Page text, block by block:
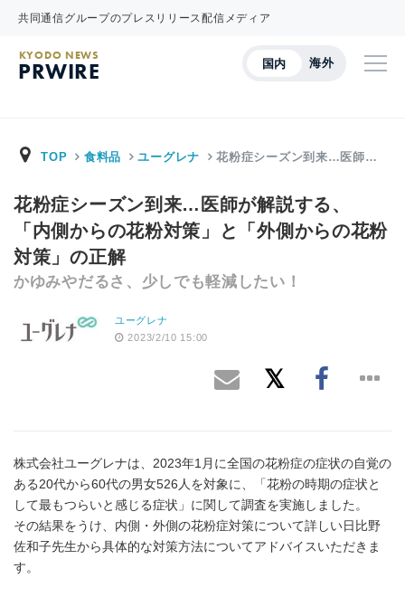
共同通信グループのプレスリリース配信メディア
国内 海外
KYODO NEWS
PRWIRE
TOP 食料品 ユーグレナ 花粉症シーズン到来…医師…
花粉症シーズン到来…医師が解説する、
「内側からの花粉対策」と「外側からの花粉
対策」の正解
かゆみやだるさ、少しでも軽減したい！
ユーグレナ
2023/2/10 15:00
株式会社ユーグレナは、2023年1月に全国の花粉症の症状の自覚の
ある20代から60代の男女526人を対象に、「花粉の時期の症状と
して最もつらいと感じる症状」に関して調査を実施しました。
その結果をうけ、内側・外側の花粉症対策について詳しい日比野
佐和子先生から具体的な対策方法についてアドバイスいただきま
す。